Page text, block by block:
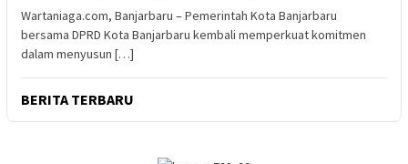
Wartaniaga.com, Banjarbaru – Pemerintah Kota Banjarbaru
bersama DPRD Kota Banjarbaru kembali memperkuat komitmen
dalam menyusun […]
BERITA TERBARU